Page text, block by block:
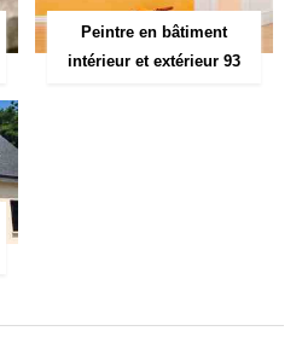
Peintre en bâtiment
intérieur et extérieur 93